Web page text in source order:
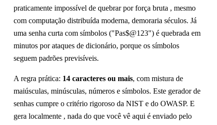
praticamente impossível de quebrar por força bruta , mesmo
com computação distribuída moderna, demoraria séculos. Já
uma senha curta com símbolos ("Pas$@123") é quebrada em
minutos por ataques de dicionário, porque os símbolos
seguem padrões previsíveis.
A regra prática: 14 caracteres ou mais, com mistura de
maiúsculas, minúsculas, números e símbolos. Este gerador de
senhas cumpre o critério rigoroso da NIST e do OWASP. E
gera localmente , nada do que você vê aqui é enviado pelo